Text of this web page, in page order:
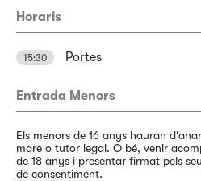
Horaris
15:30 Portes
Entrada Menors
Els menors de 16 anys hauran
mare o tutor legal. O bé, venir
de 18 anys i presentar firmat pels
de consentiment.